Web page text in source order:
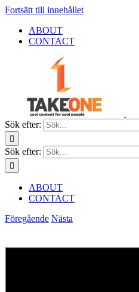
Fortsätt till innehållet
ABOUT
CONTACT
Sök efter:
Sök efter:
ABOUT
CONTACT
Föregående Nästa